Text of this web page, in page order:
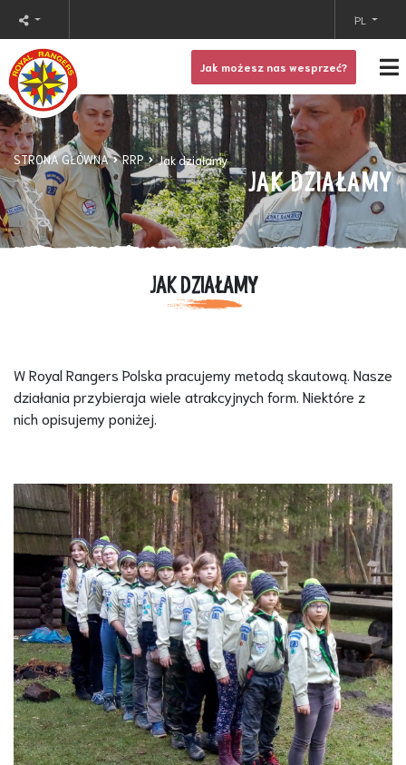
PL
Jak możesz nas wesprzeć?
RRP
STRONA GŁÓWNA Jak działamy
JAK DZIAŁAMY
JAK DZIAŁAMY
W Royal Rangers Polska pracujemy metodą skautową. Nasze
działania przybieraja wiele atrakcyjnych form. Niektóre z
nich opisujemy poniżej.